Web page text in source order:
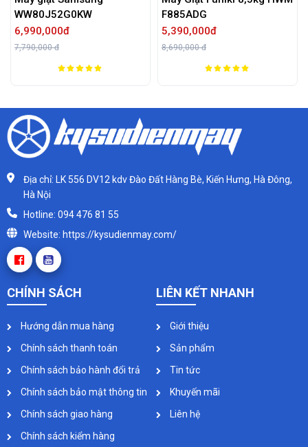
F885ADG
5,390,000đ
8,690,000 đ
FB1209S6M
7,090,000đ
15,000,000 đ
Địa chỉ: LK 556 DV12 kdv Đào Đất Hàng Bè, Kiến Hưng, Hà Đông,
Hà Nội
Hotline: 094 476 81 55
Website: https://kysudienmay.com/
CHÍNH SÁCH
Hướng dẫn mua hàng
Chính sách thanh toán
Chính sách bảo hành đổi trả
Chính sách bảo mật thông tin
Chính sách giao hàng
Chính sách kiểm hàng
LIÊN KẾT NHANH
Giới thiệu
Sản phẩm
Tin tức
Khuyến mãi
Liên hệ